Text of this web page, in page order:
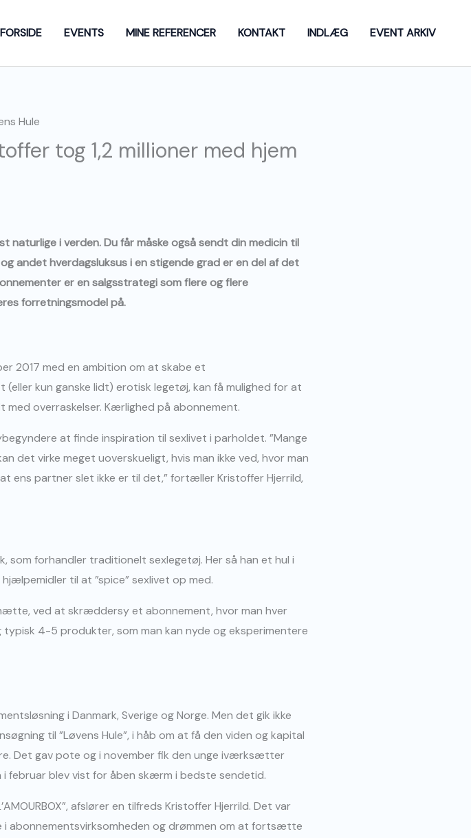
FORSIDE EVENTS MINE REFERENCER KONTAKT INDLÆG EVENT ARKIV
tog 1,2 millioner med hjem
i verden. Du får måske også sendt din medicin til
andet hverdagsluksus i en stigende grad er en del af det
er en salgsstrategi som flere og flere
forretningsmodel på.
2017 med en ambition om at skabe et
kun ganske lidt) erotisk legetøj, kan få mulighed for at
overraskelser. Kærlighed på abonnement.
at finde inspiration til sexlivet i parholdet. ”Mange
det virke meget uoverskueligt, hvis man ikke ved, hvor man
ens partner slet ikke er til det,” fortæller Kristoffer Hjerrild,
som forhandler traditionelt sexlegetøj. Her så han et hul i
til at ”spice” sexlivet op med.
ved at skræddersy et abonnement, hvor man hver
4-5 produkter, som man kan nyde og eksperimentere
i Danmark, Sverige og Norge. Men det gik ikke
til ”Løvens Hule”, i håb om at få den viden og kapital
Det gav pote og i november fik den unge iværksætter
februar blev vist for åben skærm i bedste sendetid.
afslører en tilfreds Kristoffer Hjerrild. Det var
i abonnementsvirksomheden og drømmen om at fortsætte